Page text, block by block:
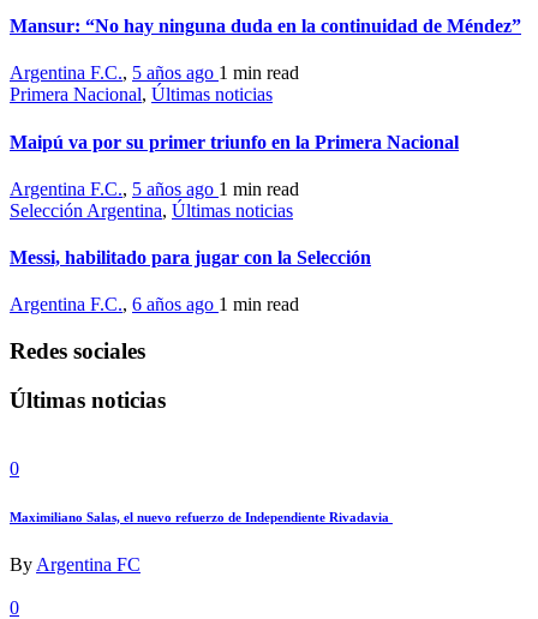
Mansur: “No hay ninguna duda en la continuidad de Méndez”
Argentina F.C., 5 años ago 1 min read
Primera Nacional, Últimas noticias
Maipú va por su primer triunfo en la Primera Nacional
Argentina F.C., 5 años ago 1 min read
Selección Argentina, Últimas noticias
Messi, habilitado para jugar con la Selección
Argentina F.C., 6 años ago 1 min read
Redes sociales
Últimas noticias
0
Maximiliano Salas, el nuevo refuerzo de Independiente Rivadavia
By Argentina FC
0